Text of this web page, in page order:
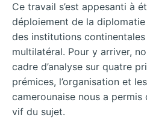
Ce travail s’est appesanti à
déploiement de la
des institutions
multilatéral. Pour y arriver,
cadre d’analyse sur quatre
prémices, l’organisation et
camerounaise nous a permis
vif du sujet.